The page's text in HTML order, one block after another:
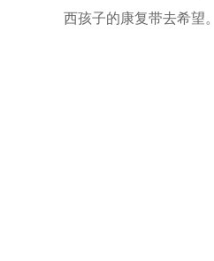
西孩子的康复带去希望。